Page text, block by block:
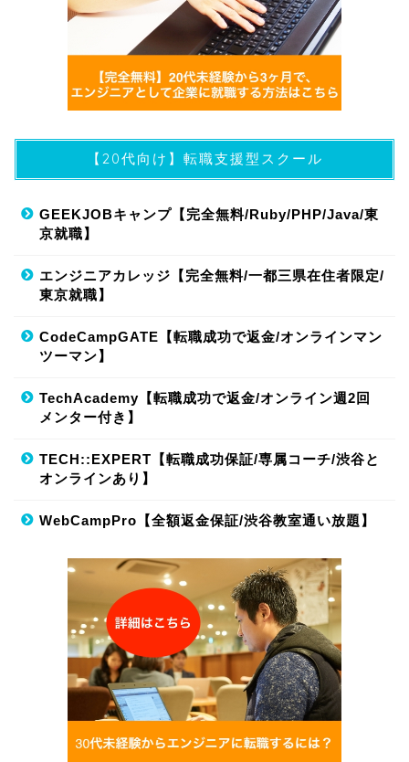
【20代向け】転職支援型スクール
GEEKJOBキャンプ【完全無料/Ruby/PHP/Java/東
京就職】
エンジニアカレッジ【完全無料/一都三県在住者限定/
東京就職】
CodeCampGATE【転職成功で返金/オンラインマン
ツーマン】
TechAcademy【転職成功で返金/オンライン週2回
メンター付き】
TECH::EXPERT【転職成功保証/専属コーチ/渋谷と
オンラインあり】
WebCampPro【全額返金保証/渋谷教室通い放題】